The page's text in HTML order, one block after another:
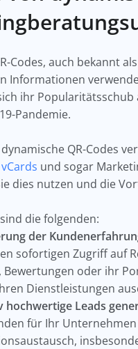
Codes, auch bekannt
Informationen
ihr
Pandemie.
QR-Codes
vCards und sogar
dies nutzen und die
die folgenden:
der
sofortigen Zugriff auf
Bewertungen oder ihr
Dienstleistungen
hochwertige Leads
für Ihr